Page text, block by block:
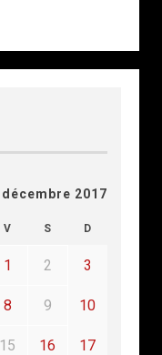
décembre 2017
V S D
1 2 3
8 9 10
15 16 17